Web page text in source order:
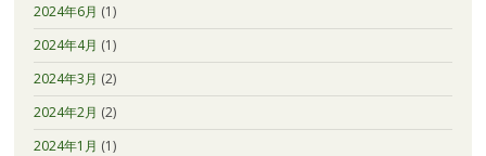
2024年6月 (1)
2024年4月 (1)
2024年3月 (2)
2024年2月 (2)
2024年1月 (1)